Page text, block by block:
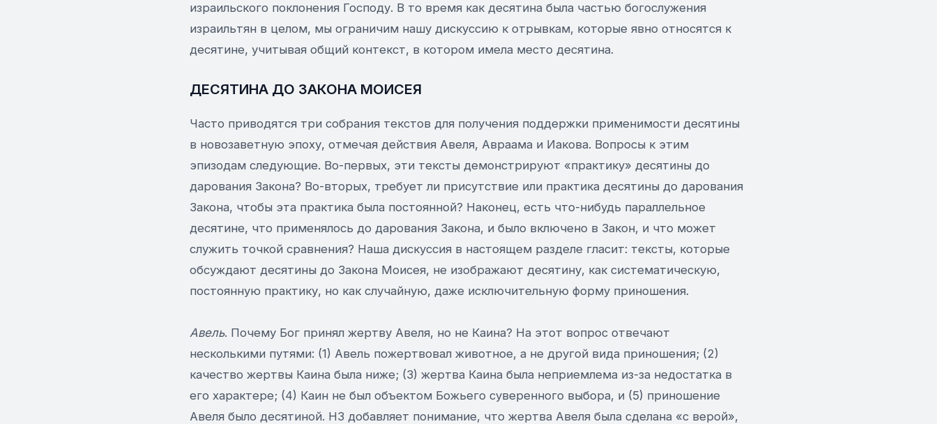
израильского поклонения Господу. В то время как десятина была частью богослужения
израильтян в целом, мы ограничим нашу дискуссию к отрывкам, которые явно относятся к
десятине, учитывая общий контекст, в котором имела место десятина.
ДЕСЯТИНА ДО ЗАКОНА МОИСЕЯ
Часто приводятся три собрания текстов для получения поддержки применимости десятины
в новозаветную эпоху, отмечая действия Авеля, Авраама и Иакова. Вопросы к этим
эпизодам следующие. Во-первых, эти тексты демонстрируют «практику» десятины до
дарования Закона? Во-вторых, требует ли присутствие или практика десятины до дарования
Закона, чтобы эта практика была постоянной? Наконец, есть что-нибудь параллельное
десятине, что применялось до дарования Закона, и было включено в Закон, и что может
служить точкой сравнения? Наша дискуссия в настоящем разделе гласит: тексты, которые
обсуждают десятины до Закона Моисея, не изображают десятину, как систематическую,
постоянную практику, но как случайную, даже исключительную форму приношения.
Авель. Почему Бог принял жертву Авеля, но не Каина? На этот вопрос отвечают
несколькими путями: (1) Авель пожертвовал животное, а не другой вида приношения; (2)
качество жертвы Каина была ниже; (3) жертва Каина была неприемлема из-за недостатка в
его характере; (4) Каин не был объектом Божьего суверенного выбора, и (5) приношение
Авеля было десятиной. НЗ добавляет понимание, что жертва Авеля была сделана «с верой»,